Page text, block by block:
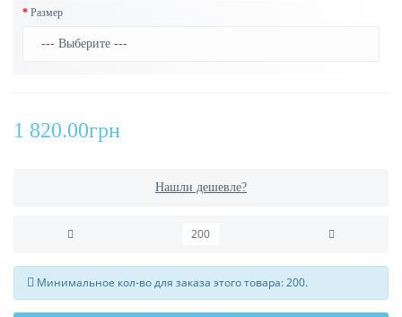
Размер
1 820.00грн
Нашли дешевле?
Минимальное кол-во для заказа этого товара: 200.